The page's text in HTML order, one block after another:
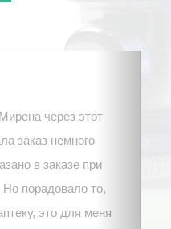
через этот
заказ немного
в заказе при
порадовало то,
это для меня